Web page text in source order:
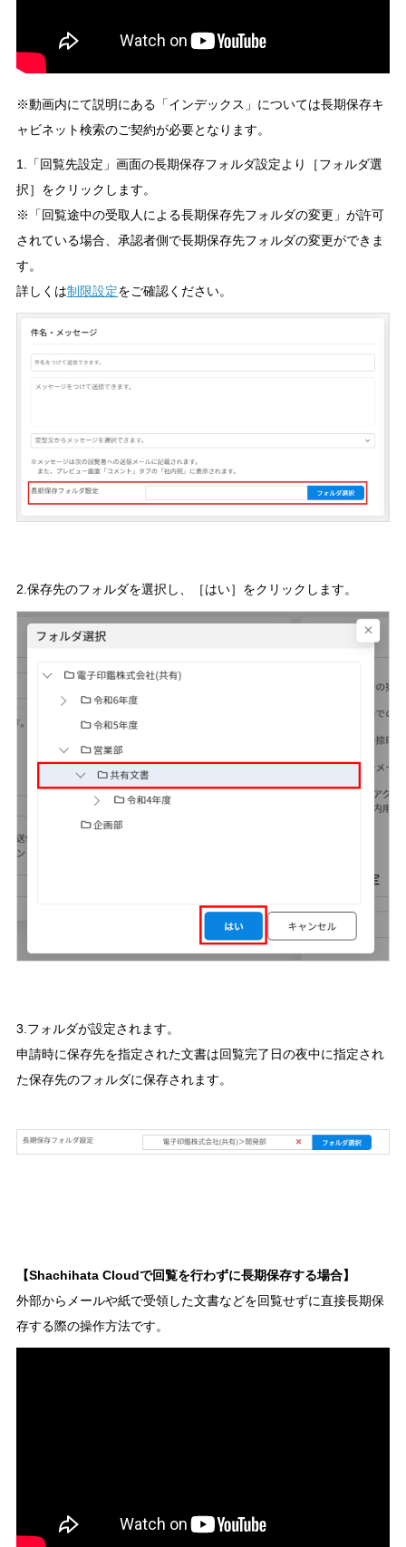
※動画内にて説明にある「インデックス」については長期保存キ
ャビネット検索のご契約が必要となります。
1.「回覧先設定」画面の長期保存フォルダ設定より［フォルダ選
択］をクリックします。
※「回覧途中の受取人による長期保存先フォルダの変更」が許可
されている場合、承認者側で長期保存先フォルダの変更ができま
す。
詳しくは制限設定をご確認ください。
2.保存先のフォルダを選択し、［はい］をクリックします。
3.フォルダが設定されます。
申請時に保存先を指定された文書は回覧完了日の夜中に指定され
た保存先のフォルダに保存されます。
【Shachihata Cloudで回覧を行わずに長期保存する場合】
外部からメールや紙で受領した文書などを回覧せずに直接長期保
存する際の操作方法です。